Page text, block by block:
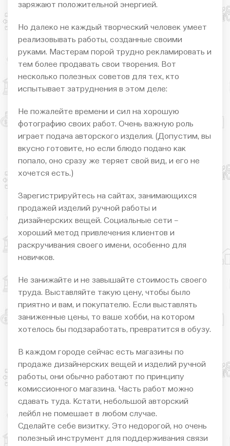
заряжают положительной энергией.
Но далеко не каждый творческий человек умеет
реализовывать работы, созданные своими
руками. Мастерам порой трудно рекламировать и
тем более продавать свои творения. Вот
несколько полезных советов для тех, кто
испытывает затруднения в этом деле:
Не пожалейте времени и сил на хорошую
фотографию своих работ. Очень важную роль
играет подача авторского изделия. (Допустим, вы
вкусно готовите, но если блюдо подано как
попало, оно сразу же теряет свой вид, и его не
хочется есть.)
Зарегистрируйтесь на сайтах, занимающихся
продажей изделий ручной работы и
дизайнерских вещей. Социальные сети –
хороший метод привлечения клиентов и
раскручивания своего имени, особенно для
новичков.
Не занижайте и не завышайте стоимость своего
труда. Выставляйте такую цену, чтобы было
приятно и вам, и покупателю. Если выставлять
заниженные цены, то ваше хобби, на котором
хотелось бы подзаработать, превратится в обузу.
В каждом городе сейчас есть магазины по
продаже дизайнерских вещей и изделий ручной
работы, они обычно работают по принципу
комиссионного магазина. Часть работ можно
сдавать туда. Кстати, небольшой авторский
лейбл не помешает в любом случае.
Сделайте себе визитку. Это недорогой, но очень
полезный инструмент для поддерживания связи